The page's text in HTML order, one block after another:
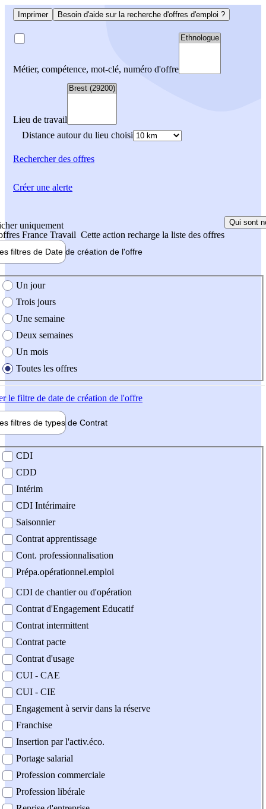
Imprimer Besoin d'aide sur la recherche d'offres d'emploi ?
Métier, compétence, mot-clé, numéro d'offre
Lieu de travail
Distance autour du lieu choisi
Rechercherdes offres
uniquement
France Travail Cette action recharge la liste des offres
Qui sont
filtres de Date de création de l'offre
création de l'offre
Un jour
Trois jours
Une semaine
Deux semaines
Un mois
Toutes les offres
le filtre de date de création de l'offre
filtres de types de Contrat
contrat
CDI
CDD
Intérim
CDI Intérimaire
Saisonnier
Contrat apprentissage
Cont. professionnalisation
Prépa.opérationnel.emploi
CDI de chantier ou d'opération
Contrat d'Engagement Educatif
Contrat intermittent
Contrat pacte
Contrat d'usage
CUI - CAE
CUI - CIE
Engagement à servir dans la réserve
Franchise
Insertion par l'activ.éco.
Portage salarial
Profession commerciale
Profession libérale
Créer une alerte